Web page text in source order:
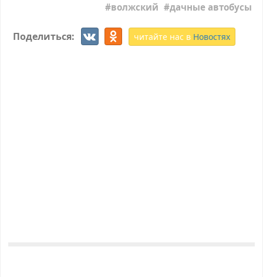
волжский дачные автобусы
Поделиться: читайте нас в Новостях